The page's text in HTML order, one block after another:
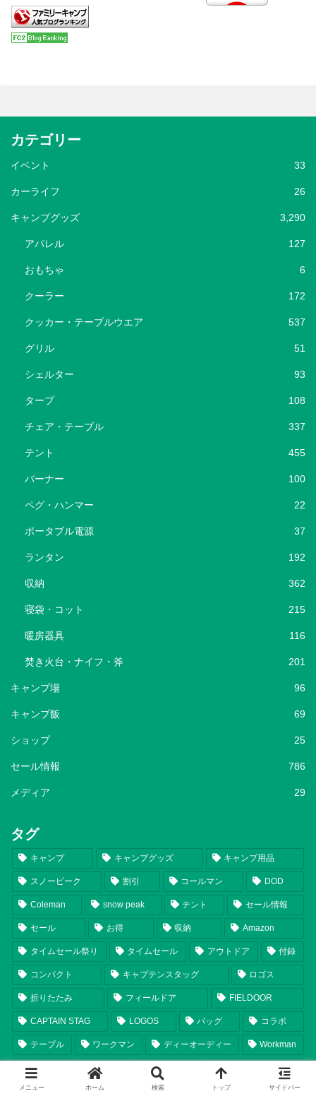
カテゴリー
イベント 33
カーライフ 26
キャンプグッズ 3,290
アパレル 127
おもちゃ 6
クーラー 172
クッカー・テーブルウエア 537
グリル 51
シェルター 93
タープ 108
チェア・テーブル 337
テント 455
バーナー 100
ペグ・ハンマー 22
ポータブル電源 37
ランタン 192
収納 362
寝袋・コット 215
暖房器具 116
焚き火台・ナイフ・斧 201
キャンプ場 96
キャンプ飯 69
ショップ 25
セール情報 786
メディア 29
タグ
キャンプ キャンプグッズ キャンプ用品
スノーピーク 割引 コールマン DOD
Coleman snow peak テント セール情報
セール お得 収納 Amazon
タイムセール祭り タイムセール アウトドア 付録
コンパクト キャプテンスタッグ ロゴス
折りたたみ フィールドア FIELDOOR
CAPTAIN STAG LOGOS バッグ コラボ
テーブル ワークマン ディーオーディー Workman
タープ 福袋 いつから スマイルセール
チェア ランタン シェルター 比較 軽量
メニュー ホーム 検索 トップ サイドバー